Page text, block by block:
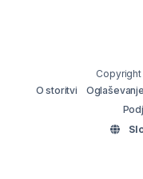
O storitvi
Oglaševanje